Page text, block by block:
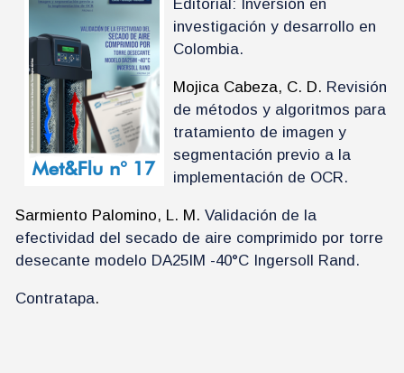
Editorial: Inversión en
investigación y desarrollo en
Colombia.
Mojica Cabeza, C. D. Revisión
de métodos y algoritmos para
tratamiento de imagen y
segmentación previo a la
implementación de OCR.
Sarmiento Palomino, L. M. Validación de la
efectividad del secado de aire comprimido por torre
desecante modelo DA25IM -40°C Ingersoll Rand.
Contratapa.